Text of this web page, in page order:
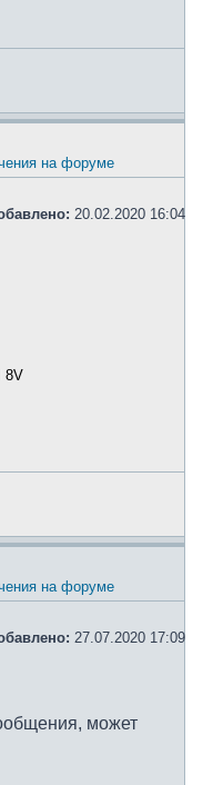
на форуме
20.02.2020 16:04
8V
на форуме
27.07.2020 17:09
может